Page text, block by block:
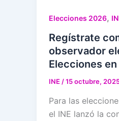
Elecciones 2026,
Regístrate
observador
Elecciones
INE /15 octubre,
Para las
el INE lanzó la